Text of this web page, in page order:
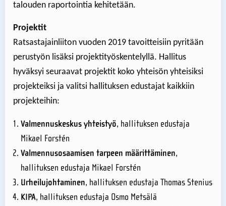
talouden raportointia kehitetään.
Projektit
Ratsastajainliiton vuoden 2019 tavoitteisiin pyritään
perustyön lisäksi projektityöskentelyllä. Hallitus
hyväksyi seuraavat projektit koko yhteisön yhteisiksi
projekteiksi ja valitsi hallituksen edustajat kaikkiin
projekteihin:
Valmennuskeskus yhteistyö, hallituksen edustaja
Mikael Forstén
Valmennusosaamisen tarpeen määrittäminen,
hallituksen edustaja Mikael Forstén
Urheilujohtaminen, hallituksen edustaja Thomas Stenius
KIPA, hallituksen edustaja Osmo Metsälä